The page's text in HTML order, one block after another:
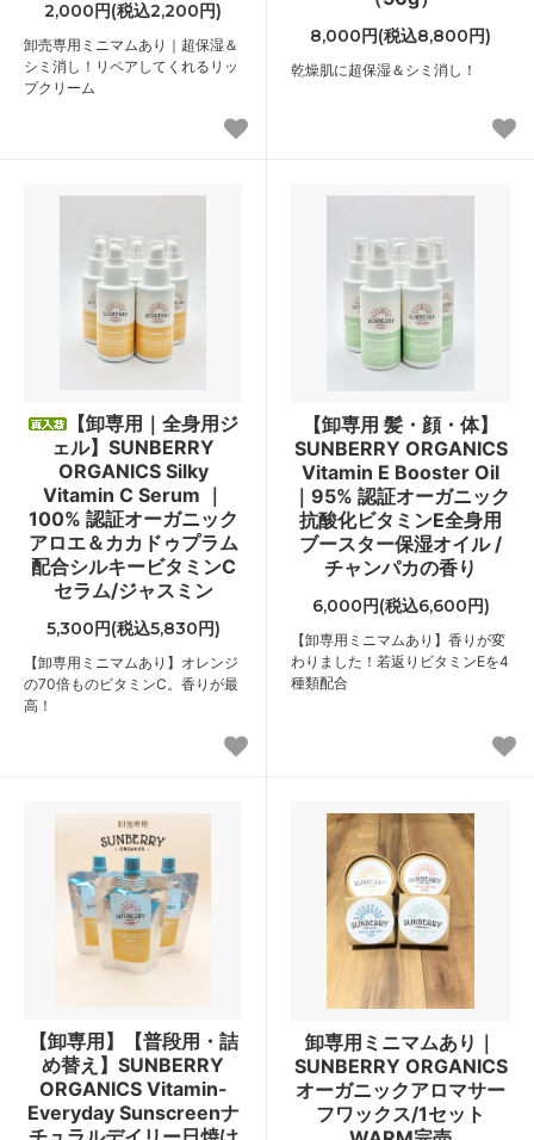
2,000円(税込2,200円)
卸売専用ミニマムあり｜超保湿＆
シミ消し！リペアしてくれるリッ
プクリーム
8,000円(税込8,800円)
乾燥肌に超保湿＆シミ消し！
【卸専用｜全身用ジ
ェル】SUNBERRY
ORGANICS Silky
Vitamin C Serum ｜
100% 認証オーガニック
アロエ＆カカドゥプラム
配合シルキービタミンC
セラム/ジャスミン
5,300円(税込5,830円)
【卸専用ミニマムあり】オレンジ
の70倍ものビタミンC。香りが最
高！
【卸専用 髪・顔・体】
SUNBERRY ORGANICS
Vitamin E Booster Oil
｜95% 認証オーガニック
抗酸化ビタミンE全身用
ブースター保湿オイル /
チャンパカの香り
6,000円(税込6,600円)
【卸専用ミニマムあり】香りが変
わりました！若返りビタミンEを4
種類配合
【卸専用】【普段用・詰
め替え】SUNBERRY
ORGANICS Vitamin-
Everyday Sunscreenナ
卸専用ミニマムあり｜
SUNBERRY ORGANICS
オーガニックアロマサー
フワックス/1セット